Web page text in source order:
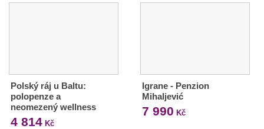
Polský ráj u Baltu:
polopenze a
neomezený wellness
4 814 Kč
Igrane - Penzion
Mihaljević
7 990 Kč